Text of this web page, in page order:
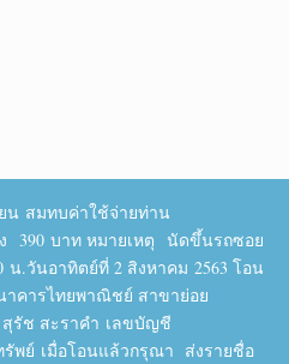
น สมทบค่าใช้จ่ายท่าน
390 บาท หมายเหตุ นัดขึ้นรถซอย
น.วันอาทิตย์ที่ 2 สิงหาคม 2563 โอน
คารไทยพาณิชย์ สาขาย่อย
รัช สะราคำ เลขบัญชี
ย์ เมื่อโอนแล้วกรุณา ส่งรายชื่อ